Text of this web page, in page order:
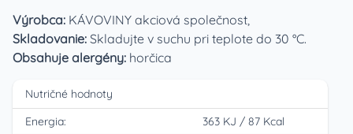
Výrobca: KÁVOVINY akciová společnost,
Skladovanie: Skladujte v suchu pri teplote do 30 °C.
Obsahuje alergény: horčica
Nutričné hodnoty
Energia:
363 KJ / 87 Kcal